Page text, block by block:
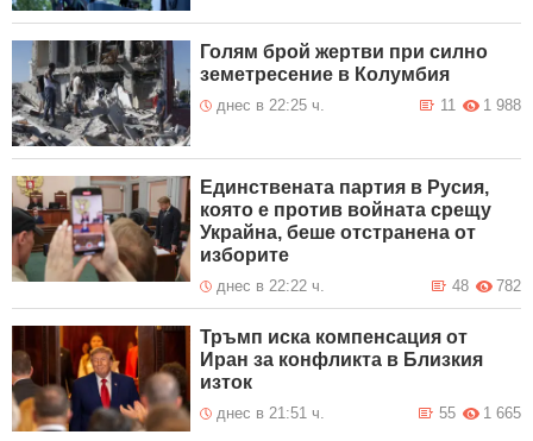
Голям брой жертви при силно
земетресение в Колумбия
днес в 22:25 ч. 1 988
11
Единствената партия в Русия,
която е против войната срещу
Украйна, беше отстранена от
изборите
днес в 22:22 ч. 782
48
Тръмп иска компенсация от
Иран за конфликта в Близкия
изток
днес в 21:51 ч. 1 665
55